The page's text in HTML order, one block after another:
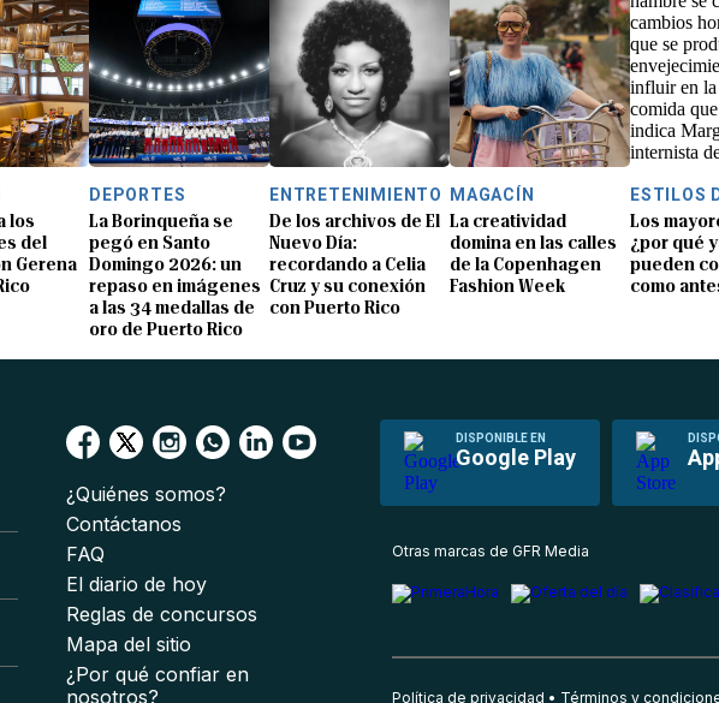
los
del
Gerena
DEPORTES
La Borinqueña se
pegó en Santo
Domingo 2026: un
repaso en imágenes
a las 34 medallas de
oro de Puerto Rico
ENTRETENIMIENTO
De los archivos de El
Nuevo Día:
recordando a Celia
Cruz y su conexión
con Puerto Rico
MAGACÍN
La creatividad
domina en las calles
de la Copenhagen
Fashion Week
ESTILOS
Los
¿por qué
pueden
como
DISPONIBLE EN
Google Play
¿Quiénes somos?
Contáctanos
FAQ
El diario de hoy
Reglas de concursos
Mapa del sitio
¿Por qué confiar en
nosotros?
Otras marcas de GFR Media
Política de privacidad Términos y